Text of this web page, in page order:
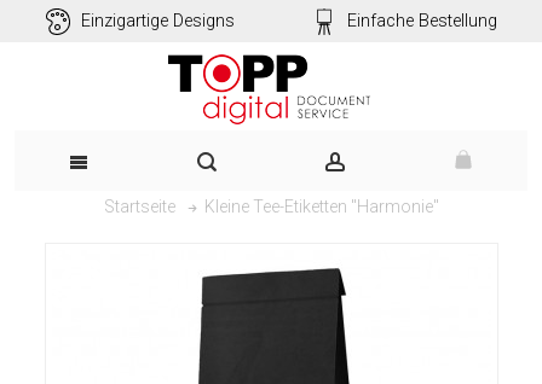
Einzigartige Designs Einfache Bestellung
Startseite Kleine Tee-Etiketten "Harmonie"